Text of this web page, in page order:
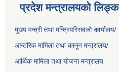
प्रदेश मन्त्रालयको लिङ्क
मुख्य मन्त्री तथा मन्त्रिपरिसदको कार्यालय/
आन्तरिक मामिला तथा कानून मन्त्रालय/
आर्थिक मामिला तथा योजना मन्त्रालय